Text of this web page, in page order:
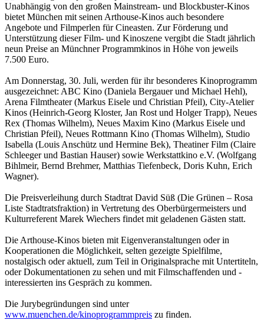
Unabhängig von den großen Mainstream- und Blockbuster-Kinos
bietet München mit seinen Arthouse-Kinos auch besondere
Angebote und Filmperlen für Cineasten. Zur Förderung und
Unterstützung dieser Film- und Kinoszene vergibt die Stadt jährlich
neun Preise an Münchner Programmkinos in Höhe von jeweils
7.500 Euro.
Am Donnerstag, 30. Juli, werden für ihr besonderes Kinoprogramm
ausgezeichnet: ABC Kino (Daniela Bergauer und Michael Hehl),
Arena Filmtheater (Markus Eisele und Christian Pfeil), City-Atelier
Kinos (Heinrich-Georg Kloster, Jan Rost und Holger Trapp), Neues
Rex (Thomas Wilhelm), Neues Maxim Kino (Markus Eisele und
Christian Pfeil), Neues Rottmann Kino (Thomas Wilhelm), Studio
Isabella (Louis Anschütz und Hermine Bek), Theatiner Film (Claire
Schleeger und Bastian Hauser) sowie Werkstattkino e.V. (Wolfgang
Bihlmeir, Bernd Brehmer, Matthias Tiefenbeck, Doris Kuhn, Erich
Wagner).
Die Preisverleihung durch Stadtrat David Süß (Die Grünen – Rosa
Liste Stadtratsfraktion) in Vertretung des Oberbürgermeisters und
Kulturreferent Marek Wiechers findet mit geladenen Gästen statt.
Die Arthouse-Kinos bieten mit Eigenveranstaltungen oder in
Kooperationen die Möglichkeit, selten gezeigte Spielfilme,
nostalgisch oder aktuell, zum Teil in Originalsprache mit Untertiteln,
oder Dokumentationen zu sehen und mit Filmschaffenden und -
interessierten ins Gespräch zu kommen.
Die Jurybegründungen sind unter
www.muenchen.de/kinoprogrammpreis zu finden.